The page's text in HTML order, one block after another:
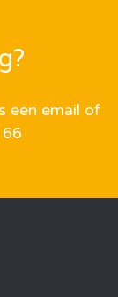
een email of